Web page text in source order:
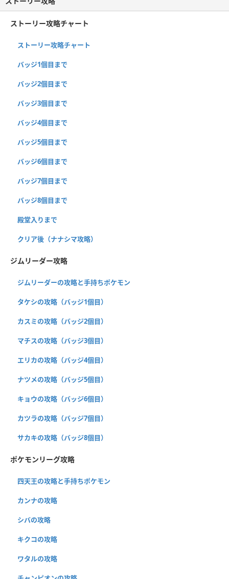
ストーリー攻略チャート
ストーリー攻略チャート
バッジ1個目まで
バッジ2個目まで
バッジ3個目まで
バッジ4個目まで
バッジ5個目まで
バッジ6個目まで
バッジ7個目まで
バッジ8個目まで
殿堂入りまで
クリア後（ナナシマ攻略）
ジムリーダー攻略
ジムリーダーの攻略と手持ちポケモン
タケシの攻略（バッジ1個目）
カスミの攻略（バッジ2個目）
マチスの攻略（バッジ3個目）
エリカの攻略（バッジ4個目）
ナツメの攻略（バッジ5個目）
キョウの攻略（バッジ6個目）
カツラの攻略（バッジ7個目）
サカキの攻略（バッジ8個目）
ポケモンリーグ攻略
四天王の攻略と手持ちポケモン
カンナの攻略
シバの攻略
キクコの攻略
ワタルの攻略